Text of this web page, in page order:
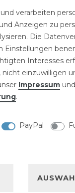
verarbeiten
Anzeigen zu
Die
Einstellungen
Interesses
einzuwilligen
Impressum
.
PayPal